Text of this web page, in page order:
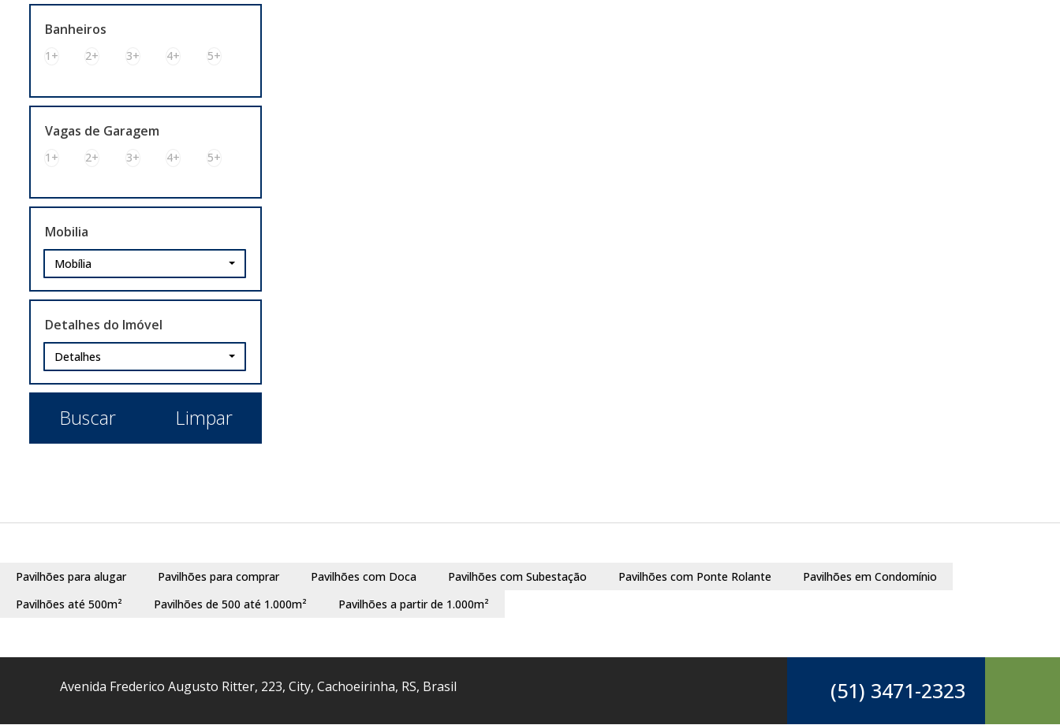
Nova Santa Rita (1)
Floresta (1)
São Leopoldo (1)
Banheiros
1+ 2+ 3+ 4+ 5+
Vagas de Garagem
1+ 2+ 3+ 4+ 5+
Mobilia
Mobília
Detalhes do Imóvel
Detalhes
Buscar Limpar
Pavilhões para alugar Pavilhões para comprar Pavilhões com Doca Pavilhões com Subestação Pavilhões com Ponte Rolante
Pavilhões em Condomínio
Pavilhões até 500m²
Pavilhões de 500 até 1.000m² Pavilhões a partir de 1.000m²
(51) 3471-2323
Avenida Frederico Augusto Ritter, 223, City, Cachoeirinha, RS, Brasil